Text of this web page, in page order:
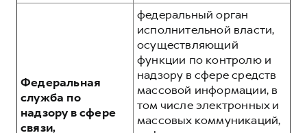
Федеральная
служба по
надзору в сфере
связи,
федеральный орган
исполнительной власти,
осуществляющий
функции по контролю и
надзору в сфере средств
массовой информации, в
том числе электронных и
массовых коммуникаций,